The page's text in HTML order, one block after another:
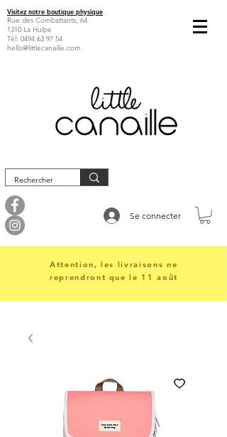
Visitez notre boutique physique
Rue des Combattants, 64
1310 La Hulpe
Tél: 0494 63 97 54
hello@littlecanaille.com
Se connecter
Attention, les livraisons ne
reprendront que le 11 août